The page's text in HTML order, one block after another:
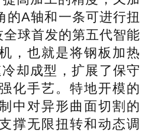
的A轴和一条可进行扭
球首发的第五代智能
，也就是将钢板加热
却成型，扩展了保守
化手艺。特地开模的
中对异形曲面切割的
撑无限扭转和动态调